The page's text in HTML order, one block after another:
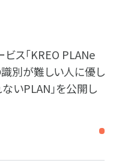
ス「KREO PLANe
識別が難しい人に優し
いPLAN」を公開し